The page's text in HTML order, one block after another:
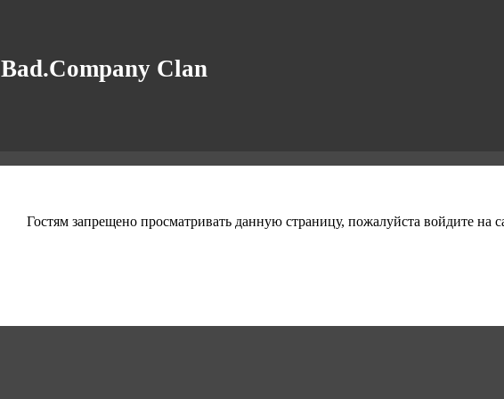
Bad.Company Clan
Гостям запрещено просматривать данную страницу, пожалуйста войдите на